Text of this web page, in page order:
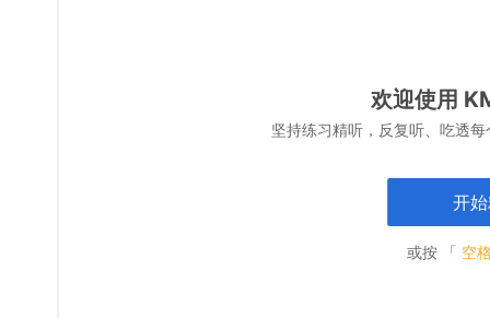
欢迎使用
坚持练习精听，反复听、吃透
开
或按 「 空